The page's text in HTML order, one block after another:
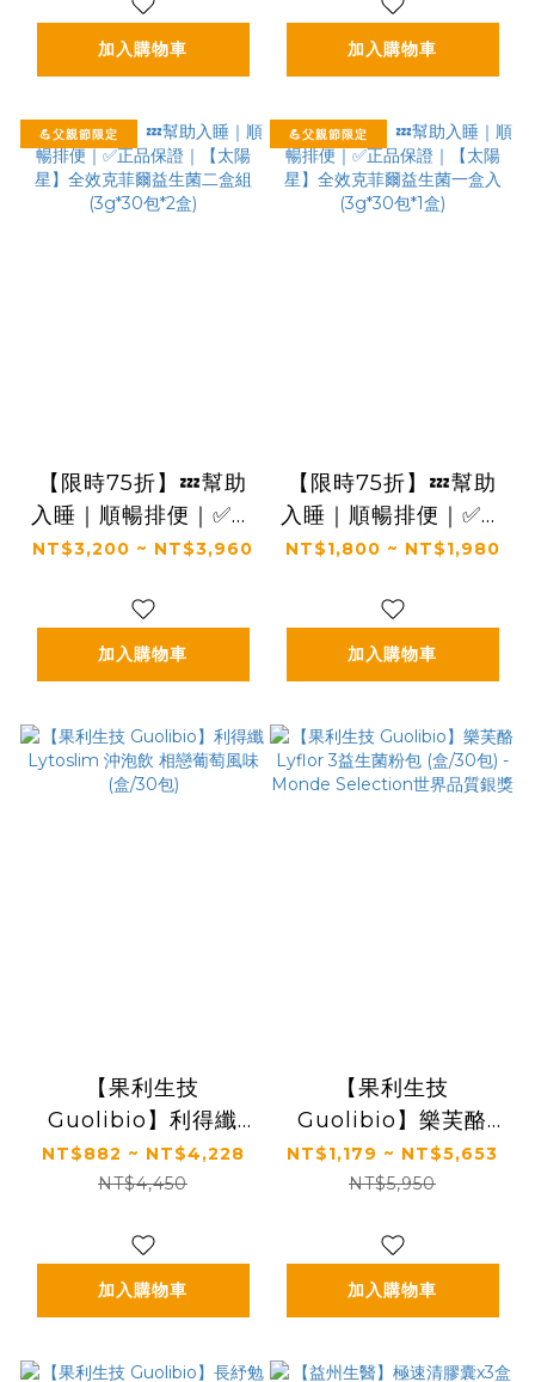
加入購物車 加入購物車
💪父親節限定
【限時75折】💤幫助
入睡｜順暢排便｜✅正
品保證｜【太陽星】全
(3g*30包*2盒)
NT$3,200 ~ NT$3,960
加入購物車
💪父親節限定
【限時75折】💤幫助
入睡｜順暢排便｜✅正
品保證｜【太陽星】全
(3g*30包*1盒)
NT$1,800 ~ NT$1,980
加入購物車
【果利生技
Guolibio】利得纖
Lytoslim 沖泡飲 相
戀葡萄風味 (盒/30包)
NT$882 ~ NT$4,228
NT$4,450
加入購物車
【果利生技
Guolibio】樂芙酪
Lyflor 3益生菌粉包
(盒/30包) - Monde
獎
NT$1,179 ~ NT$5,653
NT$5,950
加入購物車